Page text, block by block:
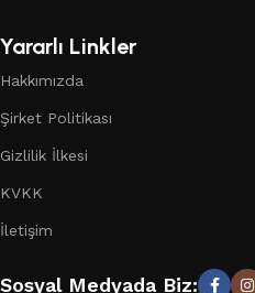
Yararlı Linkler
Hakkımızda
Şirket Politikası
Gizlilik İlkesi
KVKK
İletişim
Sosyal Medyada Biz: